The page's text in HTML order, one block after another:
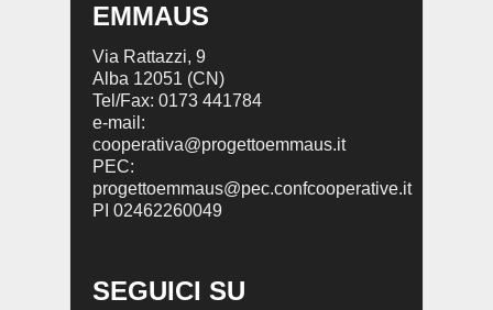
EMMAUS
Via Rattazzi, 9
Alba 12051 (CN)
Tel/Fax: 0173 441784
e-mail:
cooperativa@progettoemmaus.it
PEC:
progettoemmaus@pec.confcooperative.it
PI 02462260049
SEGUICI SU